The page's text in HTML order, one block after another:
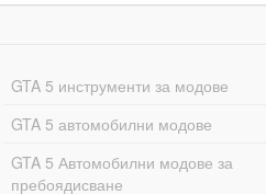
GTA 5 инструменти за модове
GTA 5 автомобилни модове
GTA 5 Автомобилни модове за
пребоядисване